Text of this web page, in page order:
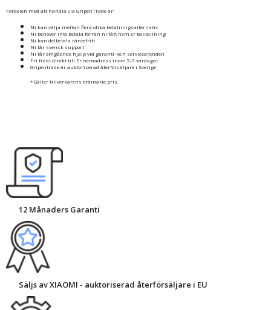
Fördelen med att handla via GripenTrade är:
Ni kan välja mellan flera olika betalningsalternativ
Ni behöver inte betala förrän ni fått hem er beställning
Ni kan delbetala räntefritt
Ni får svensk support
Ni får omgående hjälp vid garanti- och serviceärenden
Fri frakt direkt till Er hemadress inom 5-7 vardagar
Gripentrade är auktoriserad återförsäljare i Sverige
* Gäller tillverkarens ordinarie pris.
12 Månaders Garanti
Säljs av XIAOMI - auktoriserad återförsäljare i EU